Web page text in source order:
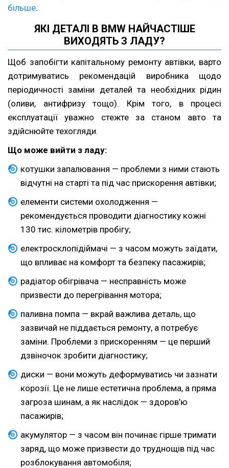
більше.
ЯКІ ДЕТАЛІ В BMW НАЙЧАСТІШЕ
ВИХОДЯТЬ З ЛАДУ?
Щоб запобігти капітальному ремонту автівки, варто
дотримуватись рекомендацій виробника щодо
періодичності заміни деталей та необхідних рідин
(оливи, антифризу тощо). Крім того, в процесі
експлуатації уважно стежте за станом авто та
здійснюйте техогляди.
Що може вийти з ладу:
котушки запалювання — проблеми з ними стають
відчутні на старті та під час прискорення автівки;
елементи системи охолодження —
рекомендується проводити діагностику кожні
130 тис. кілометрів пробігу;
електросклопідіймачі — з часом можуть заїдати,
що впливає на комфорт та безпеку пасажирів;
радіатор обігрівача — несправність може
призвести до перегрівання мотора;
паливна помпа — вкрай важлива деталь, що
зазвичай не піддається ремонту, а потребує
заміни. Проблеми з прискоренням — це перший
дзвіночок зробити діагностику;
диски — вони можуть деформуватись чи зазнати
корозії. Це не лише естетична проблема, а пряма
загроза шинам, а як наслідок — здоров’ю
пасажирів;
акумулятор — з часом він починає гірше тримати
заряд, що може призвести до труднощів під час
розблокування автомобіля;